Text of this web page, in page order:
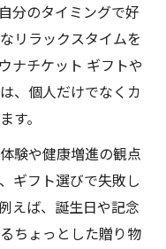
分のタイミングで好
リラックスタイムを
ナチケット ギフトや
、個人だけでなくカ
す。
験や健康増進の観点
ギフト選びで失敗し
えば、誕生日や記念
ちょっとした贈り物